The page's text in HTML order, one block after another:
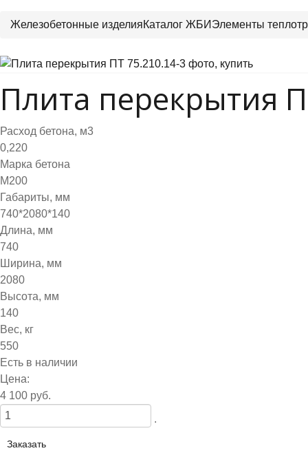
Железобетонные изделияКаталог ЖБИ Элементы
Плита перекрытия
Расход бетона, м3
0,220
Марка бетона
М200
Габариты, мм
740*2080*140
Длина, мм
740
Ширина, мм
2080
Высота, мм
140
Вес, кг
550
Есть в наличии
Цена:
4 100 руб.
.
Заказать